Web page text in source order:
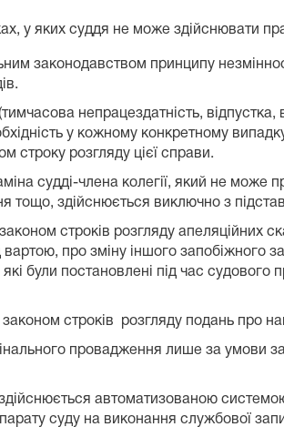
у яких суддя не може здійснювати
законодавством принципу
(тимчасова непрацездатність,
у кожному конкретному
строку розгляду цієї справи.
судді-члена колегії, який не може
тощо, здійснюється виключно з
строків розгляду апеляційних
про зміну іншого запобіжного
були постановлені під час
строків розгляду подань про
провадження лише за умови
здійснюється автоматизованою
суду на виконання службової